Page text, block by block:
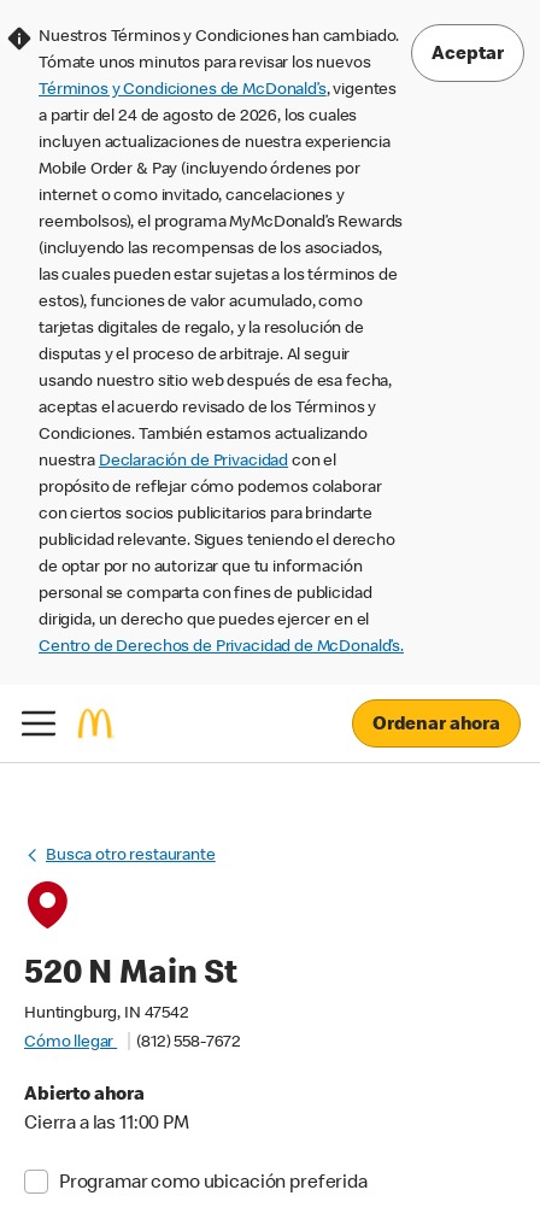
Nuestros Términos y Condiciones han cambiado.
Tómate unos minutos para revisar los nuevos
Términos y Condiciones de McDonald’s, vigentes
a partir del 24 de agosto de 2026, los cuales
incluyen actualizaciones de nuestra experiencia
Mobile Order & Pay (incluyendo órdenes por
internet o como invitado, cancelaciones y
reembolsos), el programa MyMcDonald’s Rewards
(incluyendo las recompensas de los asociados,
las cuales pueden estar sujetas a los términos de
estos), funciones de valor acumulado, como
tarjetas digitales de regalo, y la resolución de
disputas y el proceso de arbitraje. Al seguir
usando nuestro sitio web después de esa fecha,
aceptas el acuerdo revisado de los Términos y
Condiciones. También estamos actualizando
nuestra Declaración de Privacidad con el
propósito de reflejar cómo podemos colaborar
con ciertos socios publicitarios para brindarte
publicidad relevante. Sigues teniendo el derecho
de optar por no autorizar que tu información
personal se comparta con fines de publicidad
dirigida, un derecho que puedes ejercer en el
Centro de Derechos de Privacidad de McDonald’s.
Aceptar
Ordenar ahora
Busca otro restaurante
520 N Main St
Huntingburg, IN 47542
Cómo llegar
(812) 558-7672
Abierto ahora
Cierra a las 11:00 PM
Programar como ubicación preferida